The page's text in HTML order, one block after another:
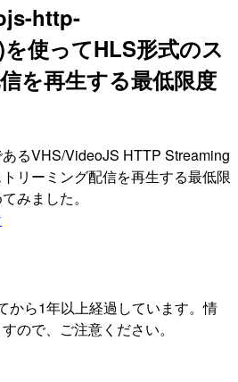
http-
使ってHLS形式のス
を再生する最低限度
るVHS/VideoJS HTTP Streaming
リーミング配信を再生する最低限
みました。
から1年以上経過しています。情
ので、ご注意ください。